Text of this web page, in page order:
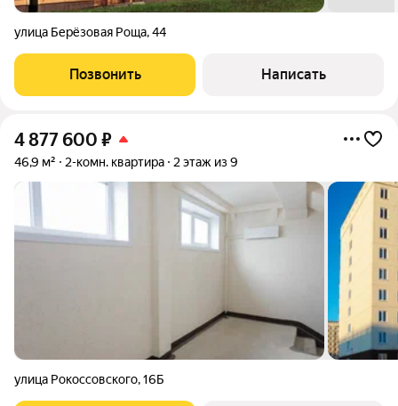
улица Берёзовая Роща,44
Позвонить Написать
4 877 600 ₽
46,9 м² 2-комн. квартира 2 этаж из 9
улица Рокоссовского,16Б